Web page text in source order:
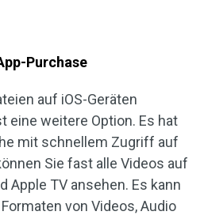
Purchase
auf iOS-Geräten
eine weitere Option. Es hat
mit schnellem Zugriff auf
Sie fast alle Videos auf
Apple TV ansehen. Es kann
von Videos, Audio